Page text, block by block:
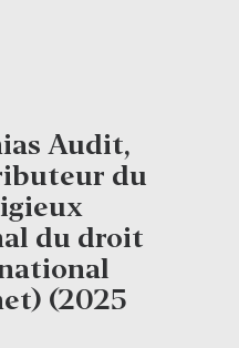
Audit,
du
du droit
(2025